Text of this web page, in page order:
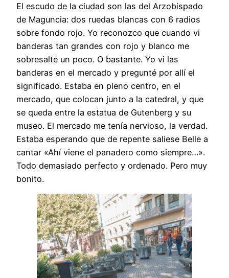
El escudo de la ciudad son las del Arzobispado
de Maguncia: dos ruedas blancas con 6 radios
sobre fondo rojo. Yo reconozco que cuando vi
banderas tan grandes con rojo y blanco me
sobresalté un poco. O bastante. Yo vi las
banderas en el mercado y pregunté por allí el
significado. Estaba en pleno centro, en el
mercado, que colocan junto a la catedral, y que
se queda entre la estatua de Gutenberg y su
museo. El mercado me tenía nervioso, la verdad.
Estaba esperando que de repente saliese Belle a
cantar «Ahí viene el panadero como siempre…».
Todo demasiado perfecto y ordenado. Pero muy
bonito.